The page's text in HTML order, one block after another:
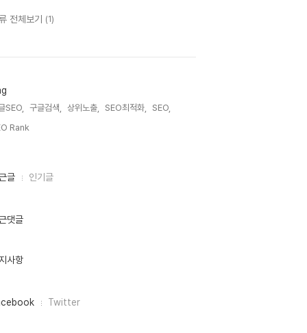
전체보기 (1)
SEO, 구글검색, 상위노출, SEO최적화,
SEO,
Rank,
글 인기글
댓글
사항
Twitter